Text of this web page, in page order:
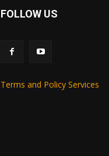
FOLLOW US
Terms and Policy Services